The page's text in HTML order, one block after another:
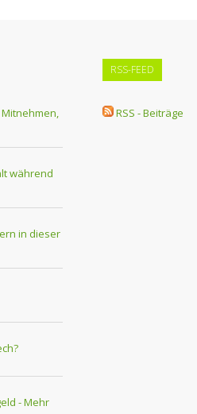
während
in dieser
- Mehr
RSS-FEED
RSS - Beiträge